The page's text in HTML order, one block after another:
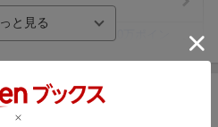
入で無料データSIM（3GB/月プ